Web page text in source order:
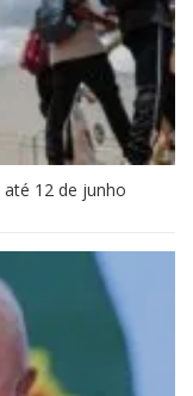
12 de junho